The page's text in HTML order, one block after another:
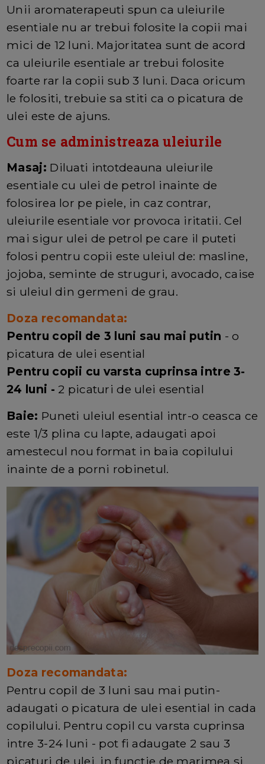
Unii aromaterapeuti spun ca uleiurile
esentiale nu ar trebui folosite la copii mai
mici de 12 luni. Majoritatea sunt de acord
ca uleiurile esentiale ar trebui folosite
foarte rar la copii sub 3 luni. Daca oricum
le folositi, trebuie sa stiti ca o picatura de
ulei este de ajuns.
Cum se administreaza uleiurile
Masaj: Diluati intotdeauna uleiurile
esentiale cu ulei de petrol inainte de
folosirea lor pe piele, in caz contrar,
uleiurile esentiale vor provoca iritatii. Cel
mai sigur ulei de petrol pe care il puteti
folosi pentru copii este uleiul de: masline,
jojoba, seminte de struguri, avocado, caise
si uleiul din germeni de grau.
Doza recomandata:
Pentru copil de 3 luni sau mai putin - o
picatura de ulei esential
Pentru copii cu varsta cuprinsa intre 3-
24 luni - 2 picaturi de ulei esential
Baie: Puneti uleiul esential intr-o ceasca ce
este 1/3 plina cu lapte, adaugati apoi
amestecul nou format in baia copilului
inainte de a porni robinetul.
Doza recomandata:
Pentru copil de 3 luni sau mai putin-
adaugati o picatura de ulei esential in cada
copilului. Pentru copil cu varsta cuprinsa
intre 3-24 luni - pot fi adaugate 2 sau 3
picaturi de ulei, in functie de marimea si